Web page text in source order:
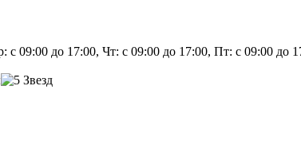
с 09:00 до 17:00, Чт: с 09:00 до 17:00, Пт: с 09:00